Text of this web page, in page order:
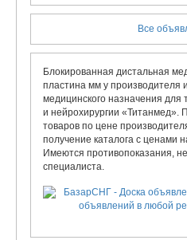
Все
Блокированная дистальная
пластина мм у производителя
медицинского назначения для
и нейрохирургии «Титанмед».
товаров по цене
получение каталога с ценами
Имеются противопоказания,
специалиста.